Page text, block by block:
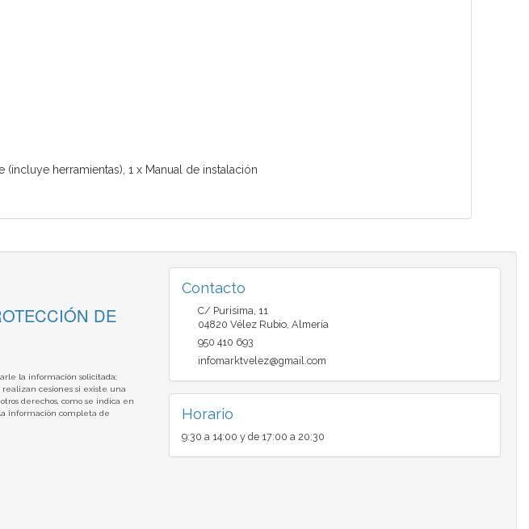
(incluye herramientas), 1 x Manual de instalación
DE
la información solicitada;
realizan cesiones si existe una
derechos, como se indica en
información completa de
Contacto
C/ Purisima, 11
04820 Vélez Rubio, Almería
950 410 693
infomarktvelez@gmail.com
Horario
9:30 a 14:00 y de 17:00 a 20:30